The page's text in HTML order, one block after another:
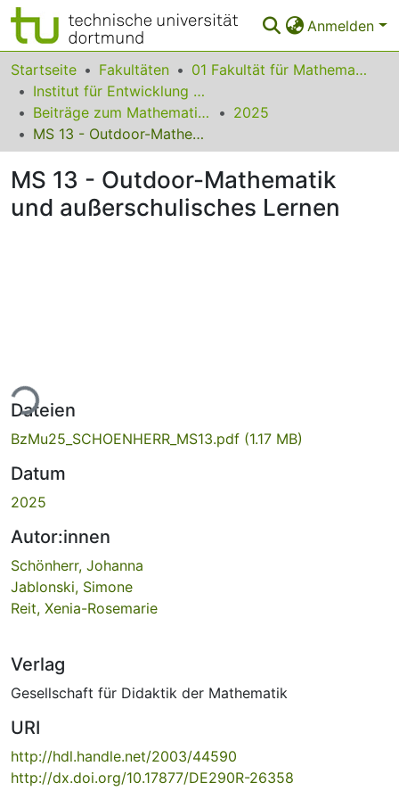
Anmelden
Bereiche & Sammlungen
Das gesamte Repositorium
Statistiken
FAQ
Leitlinien
Startseite Fakultäten
01 Fakultät für Mathematik
Institut für Entwicklung und Erforschung des Mathematikunterrichts
Beiträge zum Mathematikunterricht
2025
MS 13 - Outdoor-Mathematik und außerschulisches Lernen
MS 13 - Outdoor-Mathematik
und außerschulisches Lernen
Dateien
BzMu25_SCHOENHERR_MS13.pdf (1.17 MB)
Datum
2025
Autor:innen
Schönherr, Johanna
Jablonski, Simone
Reit, Xenia-Rosemarie
Verlag
Gesellschaft für Didaktik der Mathematik
URI
http://hdl.handle.net/2003/44590
http://dx.doi.org/10.17877/DE290R-26358